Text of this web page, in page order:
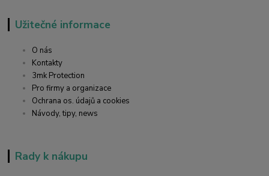
Užitečné informace
O nás
Kontakty
3mk Protection
Pro firmy a organizace
Ochrana os. údajů a cookies
Návody, tipy, news
Rady k nákupu